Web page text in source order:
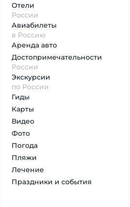
Отели
России
Авиабилеты
в Россию
Аренда авто
Достопримеча­тельности
России
Экскурсии
по России
Гиды
Карты
Видео
Фото
Погода
Пляжи
Лечение
Праздники и события